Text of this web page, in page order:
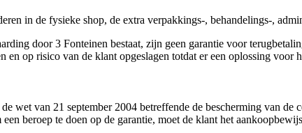
in de fysieke shop, de extra verpakkings-, behandelings-,
door 3 Fonteinen bestaat, zijn geen garantie voor
op risico van de klant opgeslagen totdat er een oplossing voor
wet van 21 september 2004 betreffende de bescherming van
beroep te doen op de garantie, moet de klant het